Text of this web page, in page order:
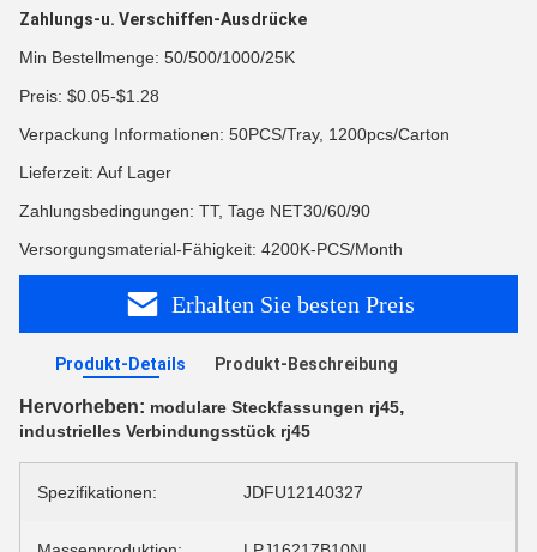
Zahlungs-u. Verschiffen-Ausdrücke
Min Bestellmenge: 50/500/1000/25K
Preis: $0.05-$1.28
Verpackung Informationen: 50PCS/Tray, 1200pcs/Carton
Lieferzeit: Auf Lager
Zahlungsbedingungen: TT, Tage NET30/60/90
Versorgungsmaterial-Fähigkeit: 4200K-PCS/Month
Erhalten Sie besten Preis
Produkt-Details Produkt-Beschreibung
Hervorheben: modulare Steckfassungen rj45,
industrielles Verbindungsstück rj45
Spezifikationen: JDFU12140327